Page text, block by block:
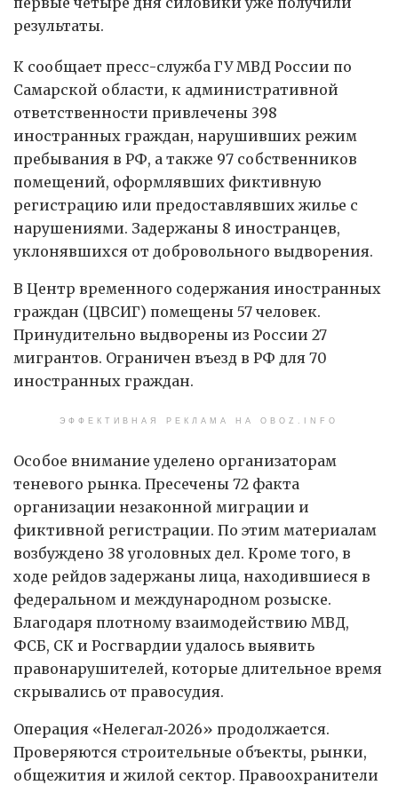
результаты.
К сообщает пресс-служба ГУ МВД России по
Самарской области, к административной
ответственности привлечены 398
иностранных граждан, нарушивших режим
пребывания в РФ, а также 97 собственников
помещений, оформлявших фиктивную
регистрацию или предоставлявших жилье с
нарушениями. Задержаны 8 иностранцев,
уклонявшихся от добровольного выдворения.
В Центр временного содержания иностранных
граждан (ЦВСИГ) помещены 57 человек.
Принудительно выдворены из России 27
мигрантов. Ограничен въезд в РФ для 70
иностранных граждан.
ЭФФЕКТИВНАЯ РЕКЛАМА НА OBOZ.INFO
Особое внимание уделено организаторам
теневого рынка. Пресечены 72 факта
организации незаконной миграции и
фиктивной регистрации. По этим материалам
возбуждено 38 уголовных дел. Кроме того, в
ходе рейдов задержаны лица, находившиеся в
федеральном и международном розыске.
Благодаря плотному взаимодействию МВД,
ФСБ, СК и Росгвардии удалось выявить
правонарушителей, которые длительное время
скрывались от правосудия.
Операция «Нелегал‑2026» продолжается.
Проверяются строительные объекты, рынки,
общежития и жилой сектор. Правоохранители